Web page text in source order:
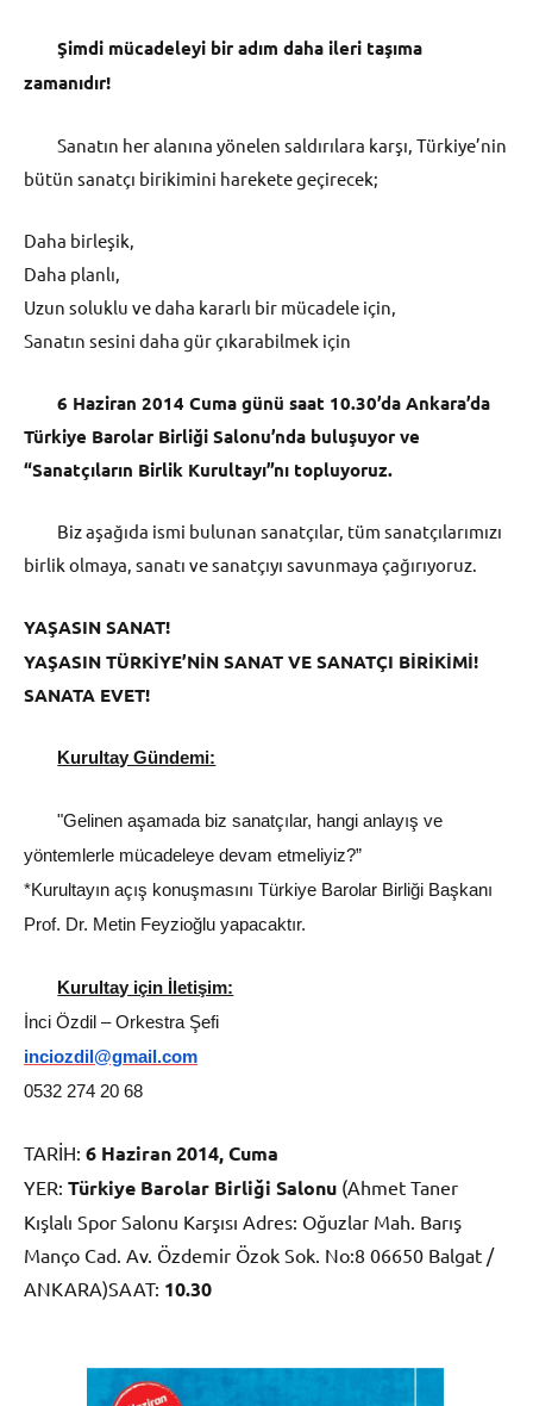
Şimdi mücadeleyi bir adım daha ileri taşıma
zamanıdır!
Sanatın her alanına yönelen saldırılara karşı, Türkiye’nin
bütün sanatçı birikimini harekete geçirecek;
Daha birleşik,
Daha planlı,
Uzun soluklu ve daha kararlı bir mücadele için,
Sanatın sesini daha gür çıkarabilmek için
6 Haziran 2014 Cuma günü saat 10.30’da Ankara’da
Türkiye Barolar Birliği Salonu’nda buluşuyor ve
“Sanatçıların Birlik Kurultayı”nı topluyoruz.
Biz aşağıda ismi bulunan sanatçılar, tüm sanatçılarımızı
birlik olmaya, sanatı ve sanatçıyı savunmaya çağırıyoruz.
YAŞASIN SANAT!
YAŞASIN TÜRKİYE’NİN SANAT VE SANATÇI BİRİKİMİ!
SANATA EVET!
Kurultay Gündemi:
"Gelinen aşamada biz sanatçılar, hangi anlayış ve
yöntemlerle mücadeleye devam etmeliyiz?”
*Kurultayın açış konuşmasını Türkiye Barolar Birliği Başkanı
Prof. Dr. Metin Feyzioğlu yapacaktır.
Kurultay için İletişim:
İnci Özdil – Orkestra Şefi
inciozdil@gmail.com
0532 274 20 68
TARİH: 6 Haziran 2014, Cuma
YER: Türkiye Barolar Birliği Salonu (Ahmet Taner
Kışlalı Spor Salonu Karşısı Adres: Oğuzlar Mah. Barış
Manço Cad. Av. Özdemir Özok Sok. No:8 06650 Balgat /
ANKARA)SAAT: 10.30